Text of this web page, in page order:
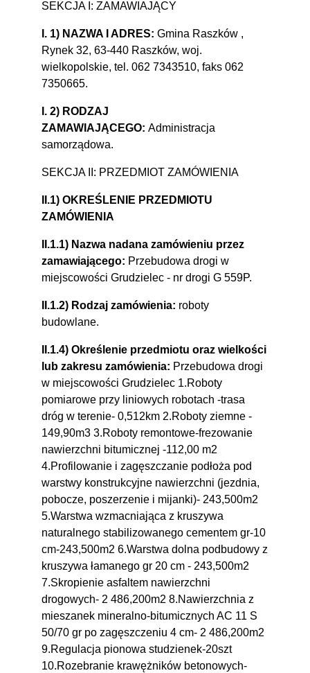
SEKCJA I: ZAMAWIAJĄCY
I. 1) NAZWA I ADRES: Gmina Raszków ,
Rynek 32, 63-440 Raszków, woj.
wielkopolskie, tel. 062 7343510, faks 062
7350665.
I. 2) RODZAJ
ZAMAWIAJĄCEGO: Administracja
samorządowa.
SEKCJA II: PRZEDMIOT ZAMÓWIENIA
II.1) OKREŚLENIE PRZEDMIOTU
ZAMÓWIENIA
II.1.1) Nazwa nadana zamówieniu przez
zamawiającego: Przebudowa drogi w
miejscowości Grudzielec - nr drogi G 559P.
II.1.2) Rodzaj zamówienia: roboty
budowlane.
II.1.4) Określenie przedmiotu oraz wielkości
lub zakresu zamówienia: Przebudowa drogi
w miejscowości Grudzielec 1.Roboty
pomiarowe przy liniowych robotach -trasa
dróg w terenie- 0,512km 2.Roboty ziemne -
149,90m3 3.Roboty remontowe-frezowanie
nawierzchni bitumicznej -112,00 m2
4.Profilowanie i zagęszczanie podłoża pod
warstwy konstrukcyjne nawierzchni (jezdnia,
pobocze, poszerzenie i mijanki)- 243,500m2
5.Warstwa wzmacniająca z kruszywa
naturalnego stabilizowanego cementem gr-10
cm-243,500m2 6.Warstwa dolna podbudowy z
kruszywa łamanego gr 20 cm - 243,500m2
7.Skropienie asfaltem nawierzchni
drogowych- 2 486,200m2 8.Nawierzchnia z
mieszanek mineralno-bitumicznych AC 11 S
50/70 gr po zagęszczeniu 4 cm- 2 486,200m2
9.Regulacja pionowa studzienek-20szt
10.Rozebranie krawężników betonowych-